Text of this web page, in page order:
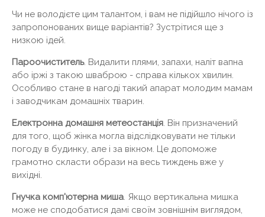
Чи не володієте цим талантом, і вам не підійшло нічого із
запропонованих вище варіантів? Зустрітися ще з
низкою ідей.
Пароочиститель. Видалити плями, запахи, наліт вапна
або іржі з такою шваброю - справа кількох хвилин.
Особливо стане в нагоді такий апарат молодим мамам
і заводчикам домашніх тварин.
Електронна домашня метеостанція. Він призначений
для того, щоб жінка могла відслідковувати не тільки
погоду в будинку, але і за вікном. Це допоможе
грамотно скласти образи на весь тиждень вже у
вихідні.
Гнучка комп'ютерна миша. Якщо вертикальна мишка
може не сподобатися дамі своїм зовнішнім виглядом,